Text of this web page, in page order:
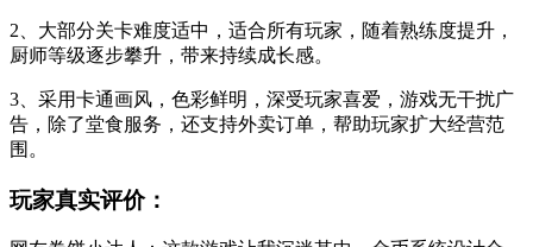
2、大部分关卡难度适中，适合所有玩家，随着熟练度提升，
厨师等级逐步攀升，带来持续成长感。
3、采用卡通画风，色彩鲜明，深受玩家喜爱，游戏无干扰广
告，除了堂食服务，还支持外卖订单，帮助玩家扩大经营范
围。
玩家真实评价：